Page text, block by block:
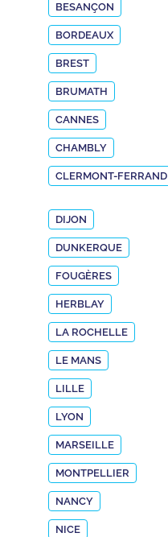
BESANÇON
BORDEAUX
BREST
BRUMATH
CANNES
CHAMBLY
CLERMONT-FERRAND
DIJON
DUNKERQUE
FOUGÈRES
HERBLAY
LA ROCHELLE
LE MANS
LILLE
LYON
MARSEILLE
MONTPELLIER
NANCY
NICE